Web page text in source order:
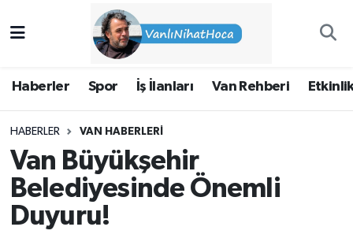
Haberler Spor İş İlanları Van Rehberi
HABERLER VAN HABERLERI
Van Büyükşehir
Belediyesinde Önemli
Duyuru!
Van Rehberi
Etkinlikler
İpekyolu Nöbetçi Eczaneler
Süper Lig Puan Durumu ve Fikstür
Tüm Manşetler